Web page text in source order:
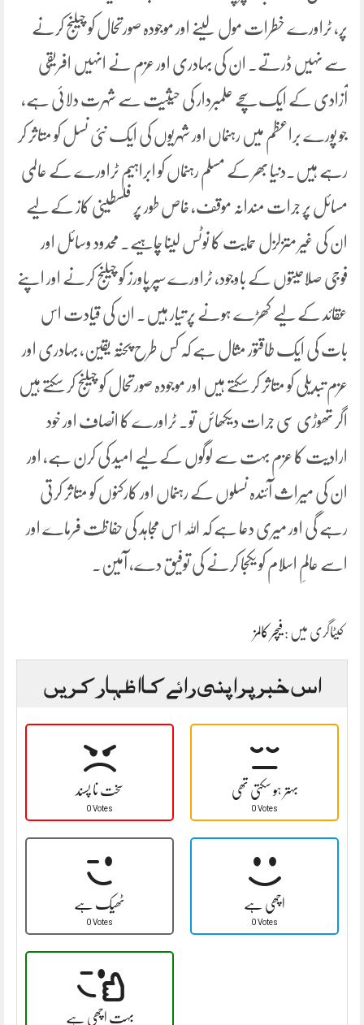
پر، ٹراورے خطرات مول لینے اور موجودہ صورتحال کو چیلنج کرنے
سے نہیں ڈرتے۔ ان کی بہادری اور عزم نے انہیں افریقی
آزادی کے ایک سچے علمبردار کی حیثیت سے شہرت دلائی ہے،
جو پورے براعظم میں رہنماں اور شہریوں کی ایک نئی نسل کو متاثر کر
رہے ہیں۔دنیا بھر کے مسلم رہنماں کو ابراہیم ٹراورے کے عالمی
مسائل پر جرات مندانہ موقف، خاص طور پر فلسطینی کاز کے لیے
ان کی غیر متزلزل حمایت کا نوٹس لینا چاہیے۔ محدود وسائل اور
فوجی صلاحیتوں کے باوجود، ٹراورے سپر پاورز کو چیلنج کرنے اور اپنے
عقائد کے لیے کھڑے ہونے پر تیار ہیں۔ ان کی قیادت اس
بات کی ایک طاقتور مثال ہے کہ کس طرح پختہ یقین، بہادری اور
عزم تبدیلی کو متاثر کر سکتے ہیں اور موجودہ صورتحال کو چیلنج کر سکتے ہیں
اگر تھوڑی سی جرات دیکھائں تو۔ ٹراورے کا انصاف اور خود
ارادیت کا عزم بہت سے لوگوں کے لیے امید کی کرن ہے، اور
ان کی میراث آئندہ نسلوں کے رہنماں اور کارکنوں کو متاثر کرتی
رہے گی اور میری دعا ہے کہ اللہ اس مجاہد کی حفاظت فرماے اور
اسے عالمِ اسلام کو یکجا کرنے کی توفیق دے، آمین۔
کیٹاگری میں :فیچر کالمز
اس خبر پر اپنی رائے کا اظہار کریں
سخت نا پسند
0 Votes
بہتر ہو سکتی تھی
0 Votes
ٹھیک ہے
0 Votes
اچھی ہے
0 Votes
بہت اچھی ہے